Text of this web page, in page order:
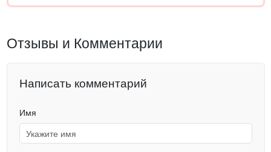
Отзывы и Комментарии
Написать комментарий
Имя